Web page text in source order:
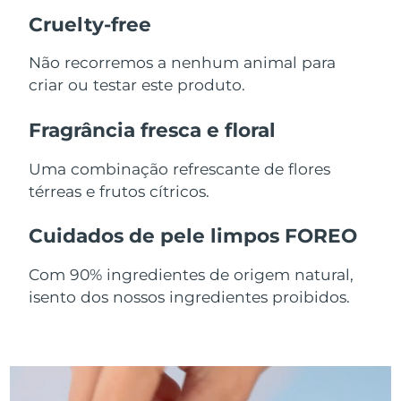
Cruelty-free
Não recorremos a nenhum animal para
criar ou testar este produto.
Fragrância fresca e floral
Uma combinação refrescante de flores
térreas e frutos cítricos.
Cuidados de pele limpos FOREO
Com 90% ingredientes de origem natural,
isento dos nossos ingredientes proibidos.
Singapura
Eslováquia Entrega prevista
Eslovênia
África do Sul
Coreia do Sul
Espanha Entrega prevista8/9/26
Suécia Entrega prevista 8/9/26
Taiwan Entrega prevista8/14/26